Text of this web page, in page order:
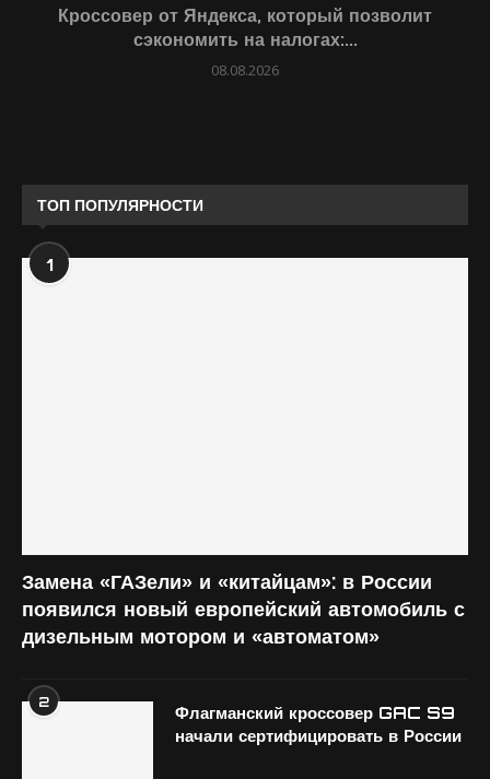
Кроссовер от Яндекса, который позволит
сэкономить на налогах:...
08.08.2026
ТОП ПОПУЛЯРНОСТИ
1
Замена «ГАЗели» и «китайцам»: в России
появился новый европейский автомобиль с
дизельным мотором и «автоматом»
2
Флагманский кроссовер GAC S9
начали сертифицировать в России